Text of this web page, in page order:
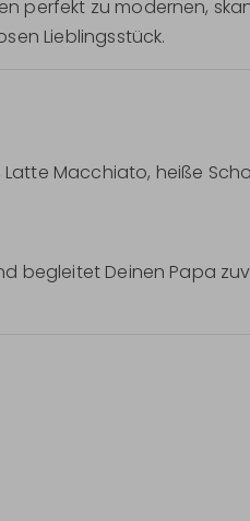
perfekt zu modernen,
Lieblingsstück.
Macchiato, heiße
begleitet Deinen Papa